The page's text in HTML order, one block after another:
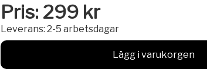
Pris: 299 kr
Leverans: 2-5 arbetsdagar
Lägg i varukorgen